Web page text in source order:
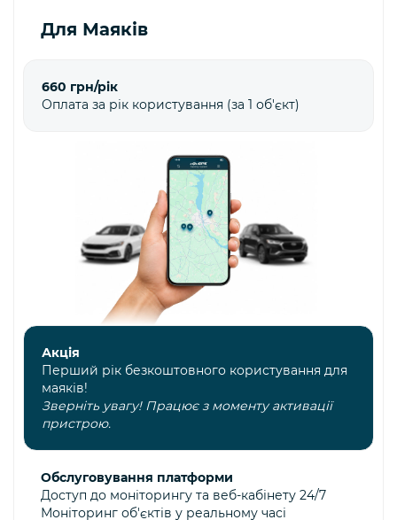
Для Маяків
660 грн/рік
Оплата за рік користування (за 1 об'єкт)
Акція
Перший рік безкоштовного користування для
маяків!
Зверніть увагу! Працює з моменту активації
пристрою.
Обслуговування платформи
Доступ до моніторингу та веб-кабінету 24/7
Моніторинг об'єктів у реальному часі